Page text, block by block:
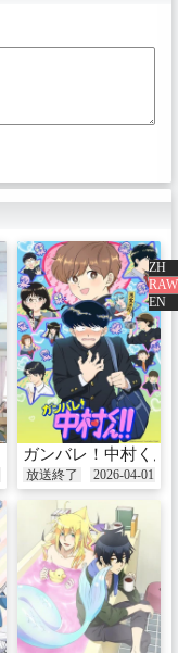
ZH
RAW
EN
ガンバレ！中村くん
放送終了 2026-04-01